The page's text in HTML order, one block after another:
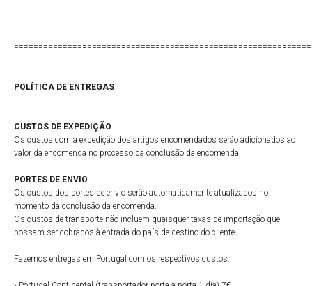
POLÍTICA DE ENTREGAS
CUSTOS DE EXPEDIÇÃO
Os custos com a expedição dos artigos encomendados serão adicionados ao
valor da encomenda no processo da conclusão da encomenda.
PORTES DE ENVIO
Os custos dos portes de envio serão automaticamente atualizados no
momento da conclusão da encomenda.
Os custos de transporte não incluem quaisquer taxas de importação que
possam ser cobrados à entrada do país de destino do cliente.
Fazemos entregas em Portugal com os respectivos custos: